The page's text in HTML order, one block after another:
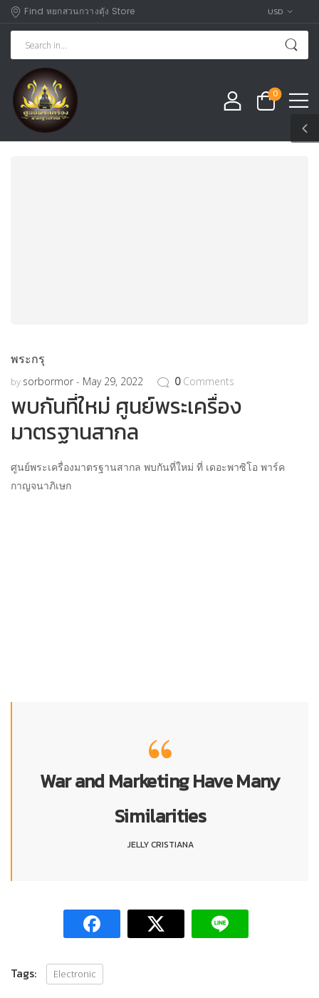
Find หยกสวนกวางตุัง Store USD
0
พระกรุ
by sorbormor May 29, 2022 0Comments
พบกันที่ใหม่ ศูนย์พระเครื่อง
มาตรฐานสากล
ศูนย์พระเครื่องมาตรฐานสากล พบกันที่ใหม่ ที่ เดอะพาซิโอ พาร์ค
กาญจนาภิเษก
War and Marketing Have Many
Similarities
JELLY CRISTIANA
Tags: Electronic